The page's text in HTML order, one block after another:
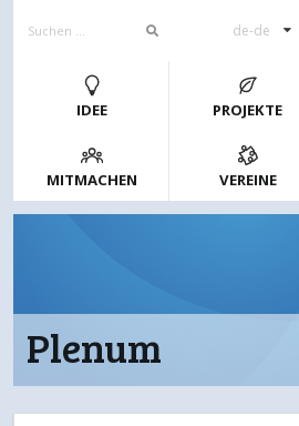
de-de
IDEE PROJEKTE
MITMACHEN VEREINE
Plenum